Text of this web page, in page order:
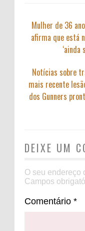
Mulher de 36
afirma que está
‘ainda
Notícias sobre
mais recente
dos Gunners
DEIXE UM
O seu endereço
Campos
Comentário *